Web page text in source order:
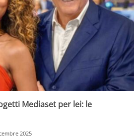
Mediaset per lei: le
2025